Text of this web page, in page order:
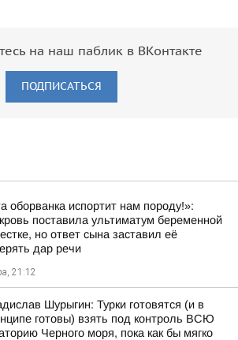
на наш паблик в ВКонтакте
ПОДПИСАТЬСЯ
оборванка испортит нам породу!»:
поставила ультиматум беременной
но ответ сына заставил её
дар речи
21:12
Шурыгин: Турки готовятся (и в
готовы) взять под контроль ВСЮ
Черного моря, пока как бы мягко